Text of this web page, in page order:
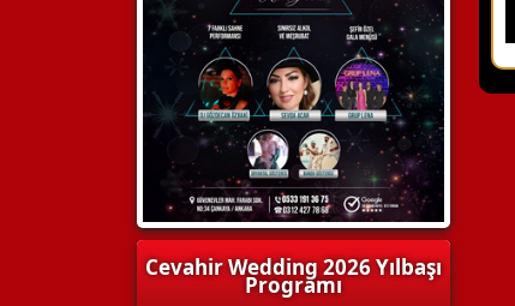
Cevahir Wedding 2026 Yılbaşı
Programı